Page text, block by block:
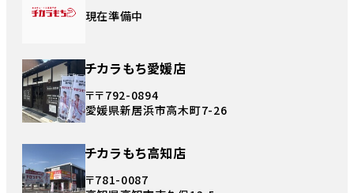
現在準備中
チカラもち愛媛店
〒〒792-0894
愛媛県新居浜市高木町7-26
チカラもち高知店
〒781-0087